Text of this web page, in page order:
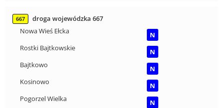
667
droga wojewódzka 667
Nowa Wieś Ełcka
N
Rostki Bajtkowskie
N
Bajtkowo
N
Kosinowo
N
Pogorzel Wielka
N